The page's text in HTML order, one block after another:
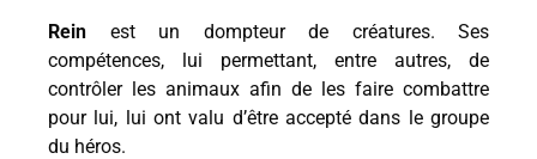
Rein est un dompteur de créatures. Ses
compétences, lui permettant, entre autres, de
contrôler les animaux afin de les faire combattre
pour lui, lui ont valu d’être accepté dans le groupe
du héros.